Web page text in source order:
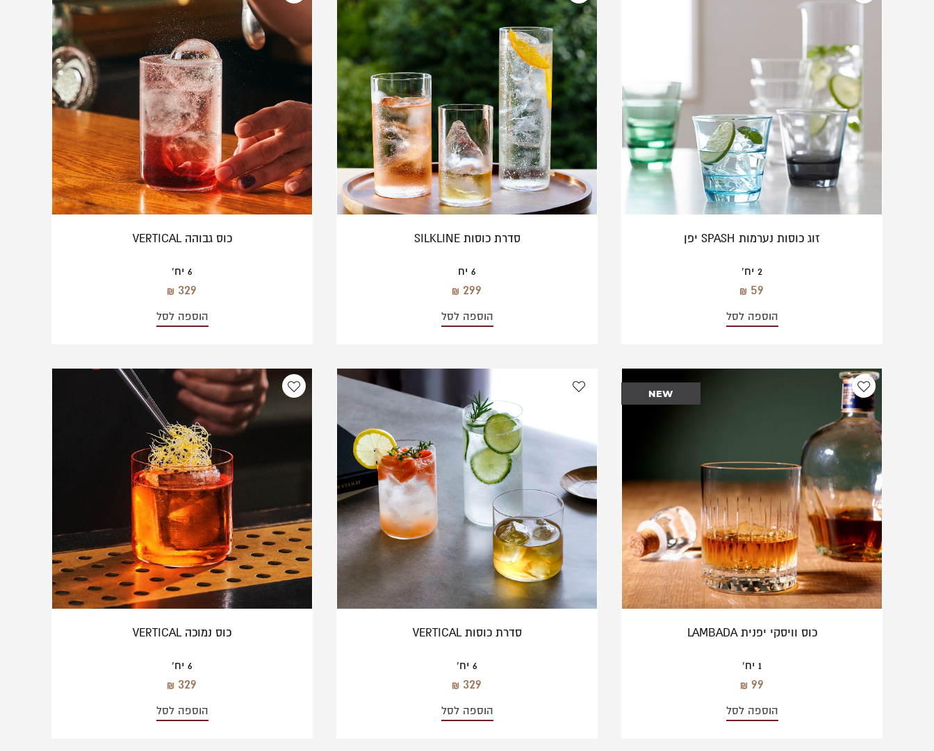
למישהו מיוחד
Bormioli Rocco
Ballarini
Salter
The Bars
Luigi Bormioli
Churchill
Degrenne
EME
Nadir
Emile Henry | EME
זוג כוסות נערמות SPASH יפן
2 יח'
59
הוספה לסל
סדרת כוסות SILKLINE
6 יח
299
הוספה לסל
כוס גבוהה VERTICAL
6 יח'
329
הוספה לסל
NEW
כוס וויסקי יפנית LAMBADA
1 יח'
99
הוספה לסל
סדרת כוסות VERTICAL
6 יח'
329
הוספה לסל
כוס נמוכה VERTICAL
6 יח'
329
הוספה לסל